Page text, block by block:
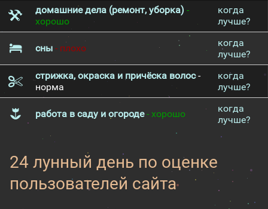
домашние дела (ремонт, уборка) -
хорошо
когда
лучше?
сны - плохо
когда
лучше?
стрижка, окраска и причёска волос-
норма
когда
лучше?
работа в саду и огороде- хорошо
когда
лучше?
24 лунный день по оценке
пользователей сайта